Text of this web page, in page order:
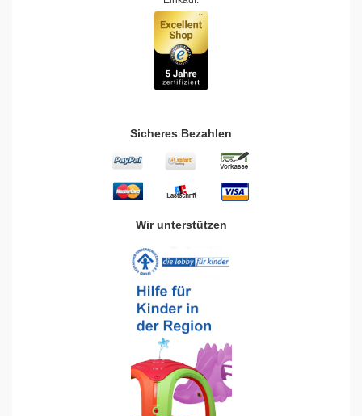
Sicheres Bezahlen
Wir unterstützen